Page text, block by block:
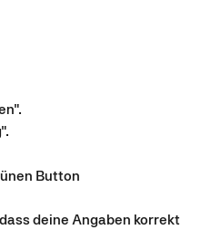
Button
deine Angaben korrekt